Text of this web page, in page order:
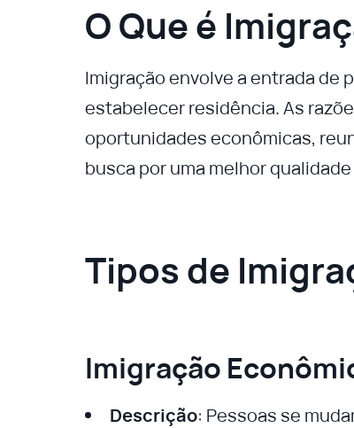
O Que é
Imigração envolve a entrada de
estabelecer residência. As
oportunidades econômicas,
busca por uma melhor
Tipos de
Imigração
Descrição: Pessoas se